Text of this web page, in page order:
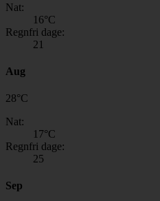
Nat:
16°C
Regnfri dage:
21
Aug
28°C
Nat:
17°C
Regnfri dage:
25
Sep